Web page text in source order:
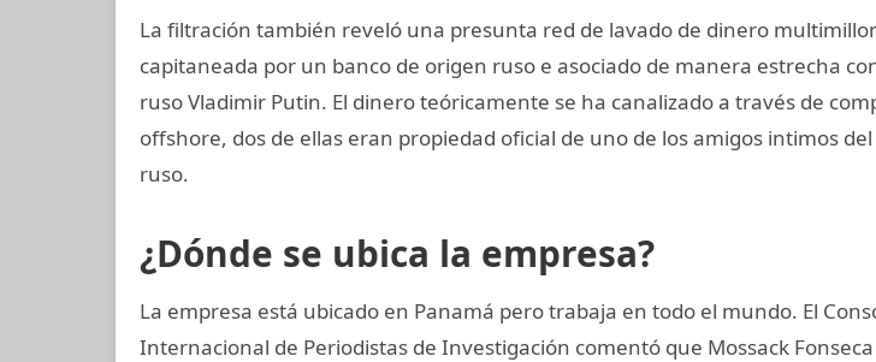
La filtración también reveló una presunta red de lavado de dinero
capitaneada por un banco de origen ruso e asociado de manera estrecha
ruso Vladimir Putin. El dinero teóricamente se ha canalizado a través de
offshore, dos de ellas eran propiedad oficial de uno de los amigos intimos
ruso.
¿Dónde se ubica la empresa?
La empresa está ubicado en Panamá pero trabaja en todo el mundo. El
Internacional de Periodistas de Investigación comentó que Mossack